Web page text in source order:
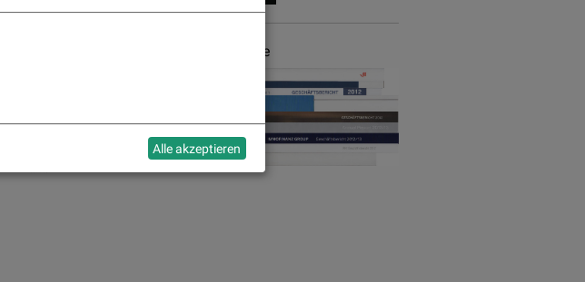
Geschäftsberichte
Alle akzeptieren